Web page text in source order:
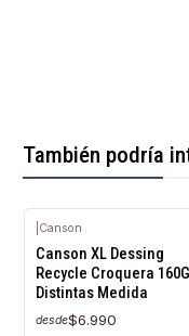
También podría
Canson
Canson XL Dessing
Recycle Croquera
Distintas Medida
desde$6.990